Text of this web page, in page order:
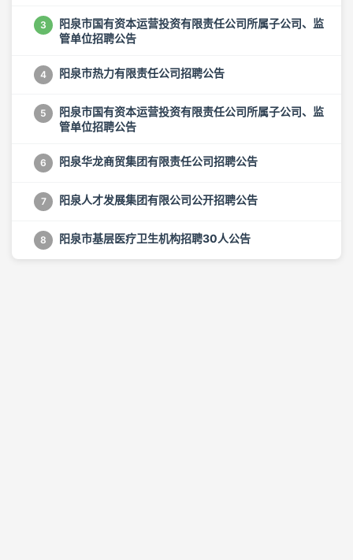
3
阳泉市国有资本运营投资有限责任公司所属子公司、监
管单位招聘公告
4 阳泉市热力有限责任公司招聘公告
5
阳泉市国有资本运营投资有限责任公司所属子公司、监
管单位招聘公告
6 阳泉华龙商贸集团有限责任公司招聘公告
7 阳泉人才发展集团有限公司公开招聘公告
8 阳泉市基层医疗卫生机构招聘30人公告